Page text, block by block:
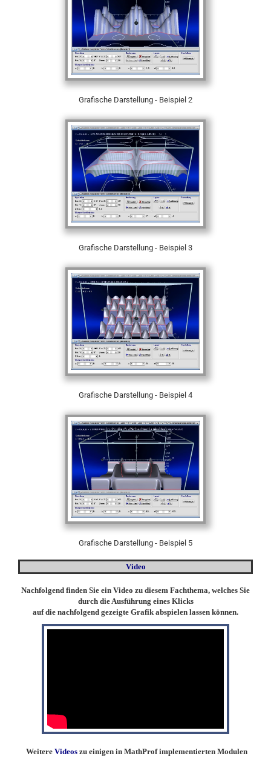
Grafische Darstellung - Beispiel 2
Grafische Darstellung - Beispiel 3
Grafische Darstellung - Beispiel 4
Grafische Darstellung - Beispiel 5
Video
Nachfolgend finden Sie ein Video zu diesem Fachthema, welches Sie
durch die Ausführung eines Klicks
auf die nachfolgend gezeigte Grafik abspielen lassen können.
Weitere Videos zu einigen in MathProf implementierten Modulen